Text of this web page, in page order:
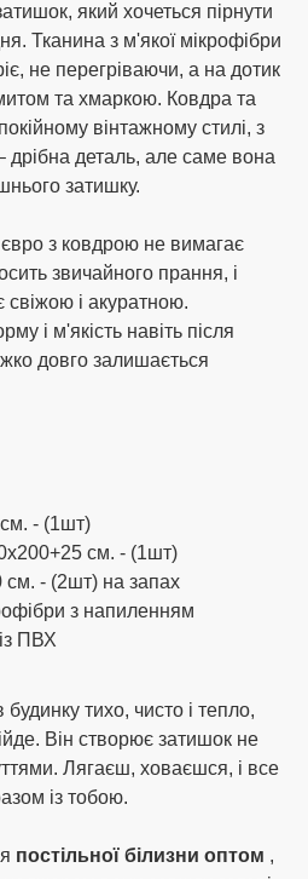
зміни щодо
Ми тепер надсилаємо
тиждень, а саме
субота. Дякую за
при самовивезенні за
ринок 7км;
чи поштовим
картки
із передоплатою 10%
але не менше 200
клієнтів, тому наш
підібрати зручний
усі необхідні
та оплаті
того ж дня,
na.com здійснює
послуг транспортних
який хочеться пірнути
Тканина з м'якої мікрофібри
не перегріваючи, а на дотик
та хмаркою. Ковдра та
вінтажному стилі, з
деталь, але саме вона
затишку.
євро з ковдрою не вимагає
звичайного прання, і
свіжою і акуратною.
і м'якість навіть після
довго залишається
- (1шт)
см. - (1шт)
см. - (2шт) на запах
з напиленням
ПВХ
тихо, чисто і тепло,
Він створює затишок не
Лягаєш, ховаєшся, і все
із тобою.
постільної білизни оптом ,